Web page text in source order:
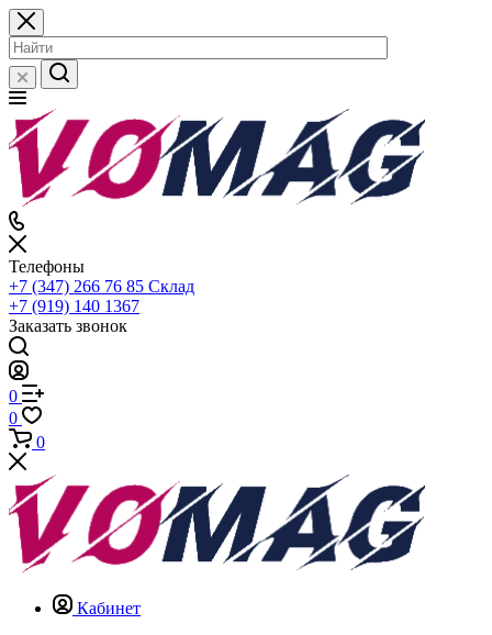
Телефоны
+7 (347) 266 76 85 Склад
+7 (919) 140 1367
Заказать звонок
0
0
0
Кабинет